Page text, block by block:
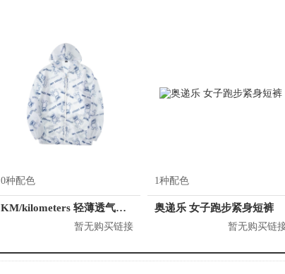
0种配色
KM/kilometers 轻薄透气舒适情侣防晒衣 男女同款 K531J33006921
暂无购买链接
1种配色
奥递乐 女子跑步紧身短裤
暂无购买链